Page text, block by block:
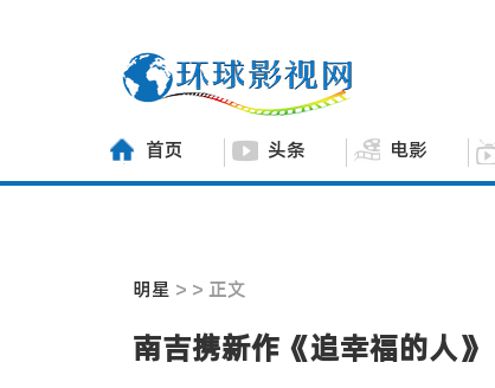
首页 头条 电影
明星 > > 正文
南吉携新作《追幸福的人